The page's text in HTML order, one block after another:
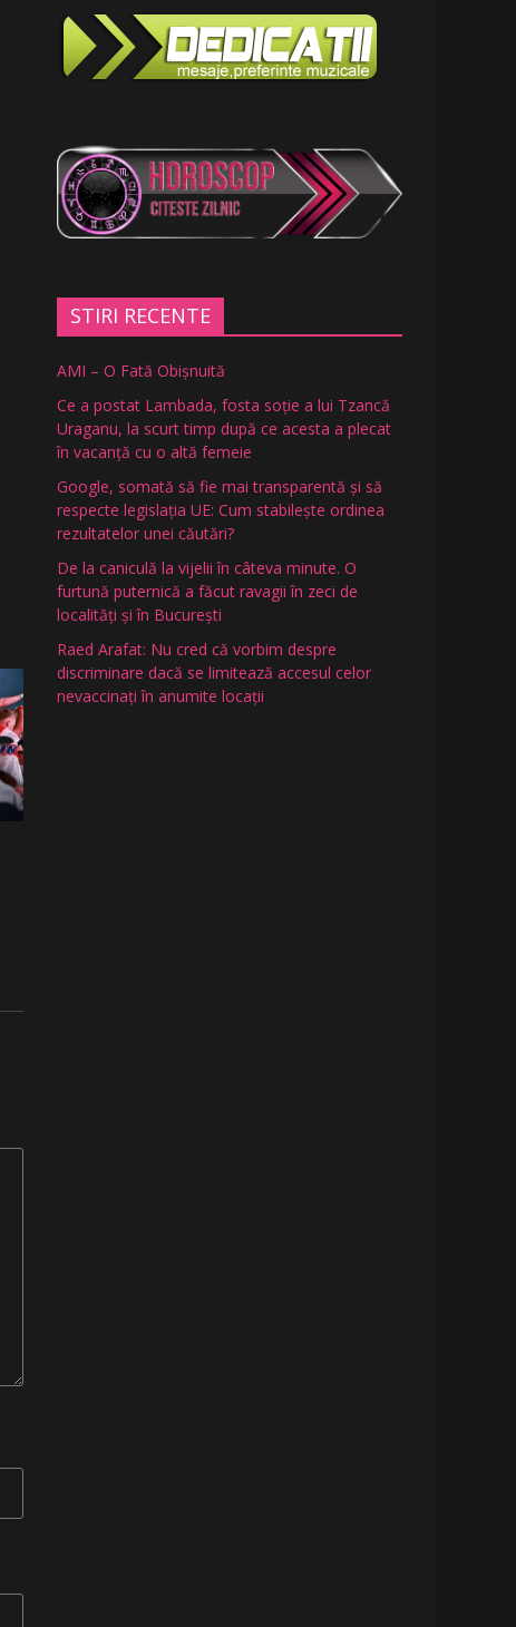
STIRI RECENTE
AMI – O Fată Obişnuită
Ce a postat Lambada, fosta soție a lui Tzancă
Uraganu, la scurt timp după ce acesta a plecat
în vacanță cu o altă femeie
Google, somată să fie mai transparentă și să
respecte legislația UE: Cum stabilește ordinea
rezultatelor unei căutări?
De la caniculă la vijelii în câteva minute. O
furtună puternică a făcut ravagii în zeci de
localități și în București
Raed Arafat: Nu cred că vorbim despre
discriminare dacă se limitează accesul celor
nevaccinați în anumite locații